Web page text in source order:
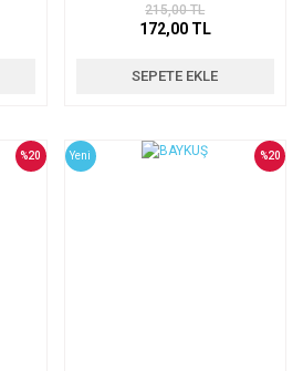
215,00 TL
172,00 TL
SEPETE EKLE
%20 Yeni %20